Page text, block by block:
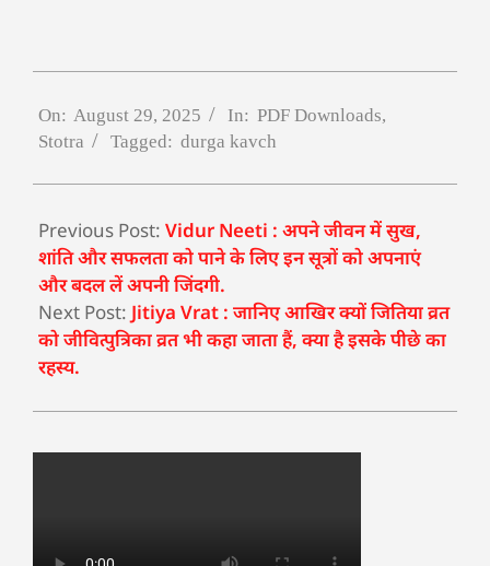
On: August 29, 2025 In: PDF Downloads,
Stotra
Tagged: durga kavch
Previous Post: Vidur Neeti : अपने जीवन में सुख,
शांति और सफलता को पाने के लिए इन सूत्रों को अपनाएं
और बदल लें अपनी जिंदगी.
Next Post: Jitiya Vrat : जानिए आखिर क्यों जितिया व्रत
को जीवित्पुत्रिका व्रत भी कहा जाता हैं, क्या है इसके पीछे का
रहस्य.